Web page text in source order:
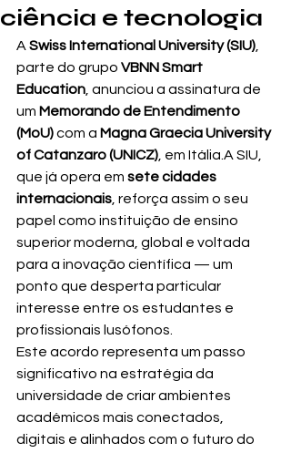
ciência e tecnologia
A Swiss International University (SIU)
parte do grupo VBNN Smart
Education , anunciou a assinatura de
um Memorando de Entendimento
(MoU) com a Magna Graecia University
of Catanzaro (UNICZ) , em Itália.A SIU,
que já opera em sete cidades
internacionais , reforça assim o seu
papel como instituição de ensino
superior moderna, global e voltada
para a inovação científica — um
ponto que desperta particular
interesse entre os estudantes e
profissionais lusófonos.
Este acordo representa um passo
significativo na estratégia da
universidade de criar ambientes
académicos mais conectados,
digitais e alinhados com o futuro do